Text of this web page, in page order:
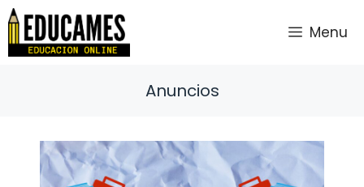
Saltar
contenido
Menu
Anuncios